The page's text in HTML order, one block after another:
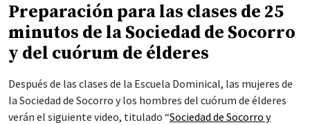
Preparación para las clases de 25
minutos de la Sociedad de Socorro
y del cuórum de élderes
Después de las clases de la Escuela Dominical, las mujeres de
la Sociedad de Socorro y los hombres del cuórum de élderes
verán el siguiente video, titulado “Sociedad de Socorro y